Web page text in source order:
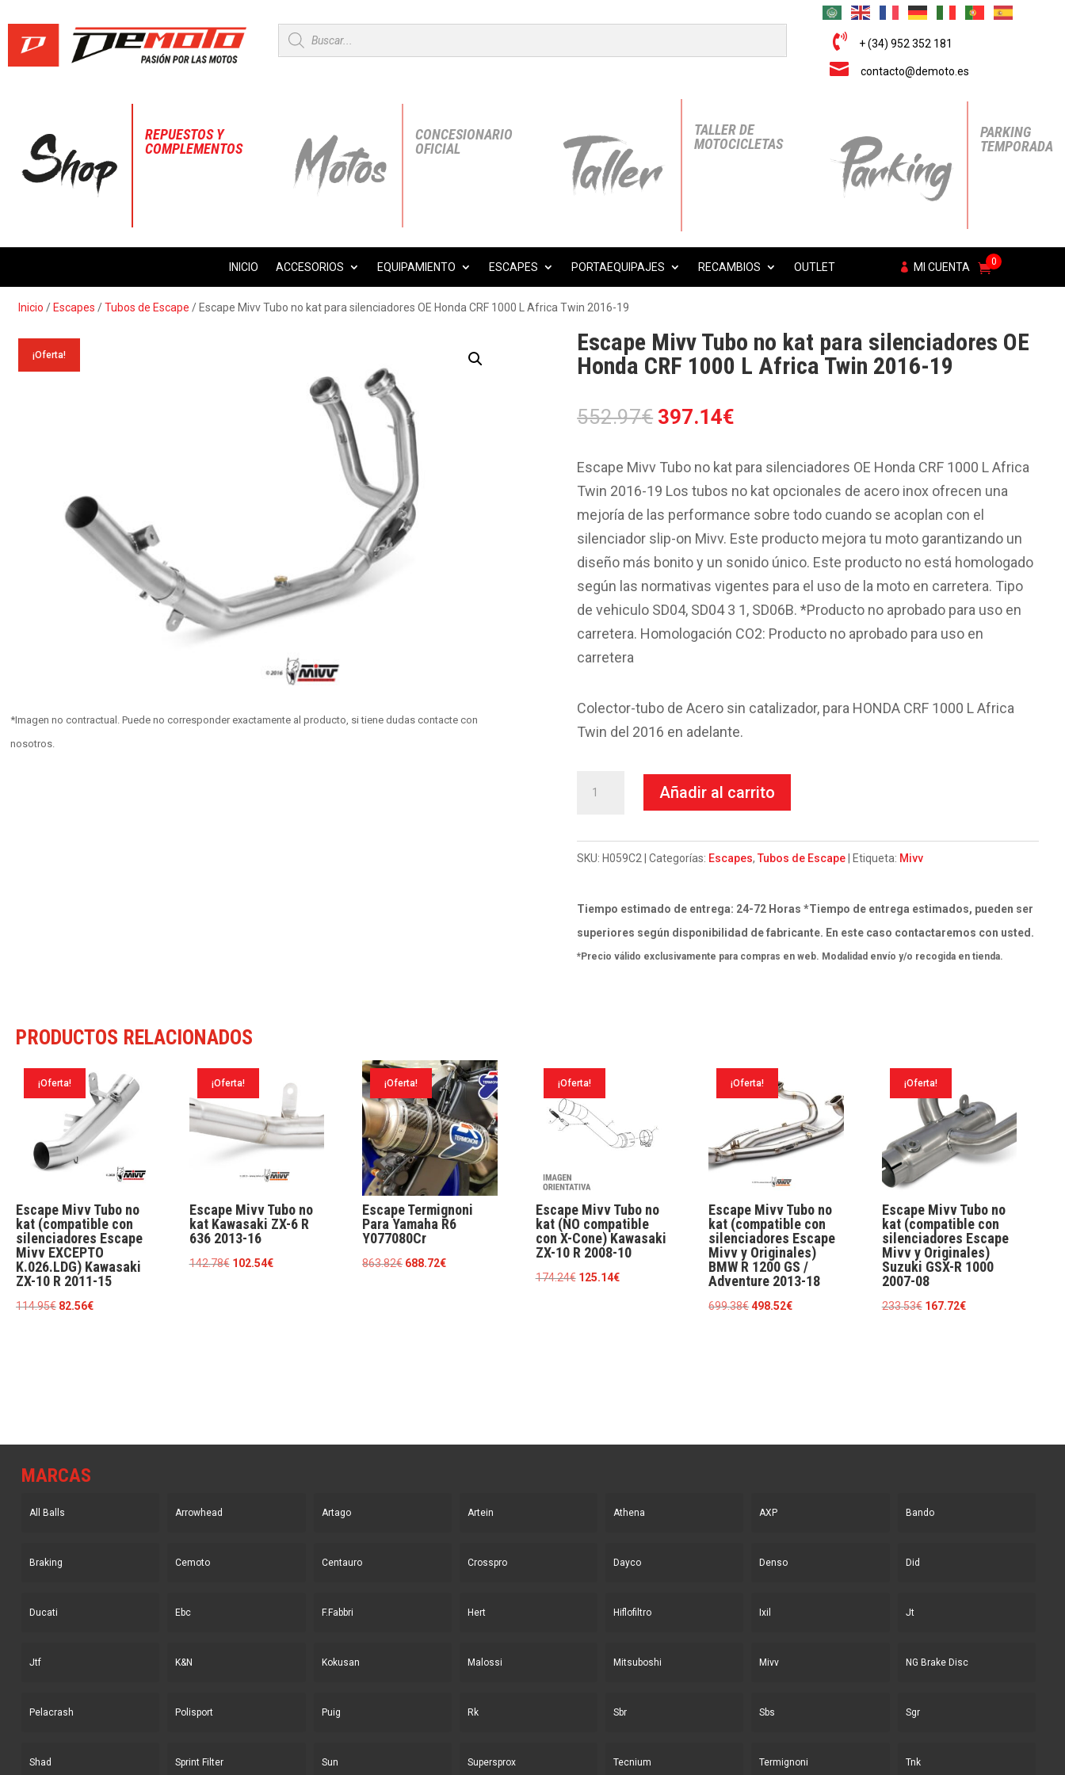
Búsqueda
de
productos
 + (34) 952 352 181
 contacto@demoto.es
REPUESTOS Y
COMPLEMENTOS
CONCESIONARIO
OFICIAL
TALLER DE
MOTOCICLETAS
PARKING
TEMPORADA
INICIO ACCESORIOS EQUIPAMIENTO ESCAPES PORTAEQUIPAJES RECAMBIOS OUTLET MI CUENTA 0
Inicio / Escapes /Tubos de Escape / Escape Mivv Tubo no kat para silenciadores OE Honda CRF 1000 L Africa Twin 2016-19
¡Oferta!
*Imagen no contractual. Puede no corresponder exactamente al producto, si tiene dudas contacte con
nosotros.
Escape Mivv Tubo no kat para silenciadores OE
Honda CRF 1000 L Africa Twin 2016-19
552.97€ El
original
era:
552.97€.
397.14€
actual
es:
397.14€.
Escape Mivv Tubo no kat para silenciadores OE Honda CRF 1000 L Africa
Twin 2016-19 Los tubos no kat opcionales de acero inox ofrecen una
mejoría de las performance sobre todo cuando se acoplan con el
silenciador slip-on Mivv. Este producto mejora tu moto garantizando un
diseño más bonito y un sonido único. Este producto no está homologado
según las normativas vigentes para el uso de la moto en carretera. Tipo
de vehiculo SD04, SD04 3 1, SD06B. *Producto no aprobado para uso en
carretera. Homologación CO2: Producto no aprobado para uso en
carretera
Colector-tubo de Acero sin catalizador, para HONDA CRF 1000 L Africa
Twin del 2016 en adelante.
no
para
silenciadores
Africa
Twin
2016-
Añadir al carrito
SKU: H059C2 Categorías: Escapes,Tubos de Escape Etiqueta: Mivv
Tiempo estimado de entrega: 24-72 Horas *Tiempo de entrega estimados, pueden ser
superiores según disponibilidad de fabricante. En este caso contactaremos con usted.
*Precio válido exclusivamente para compras en web. Modalidad envío y/o recogida en tienda.
PRODUCTOS RELACIONADOS
¡Oferta!
Escape Mivv Tubo no
kat (compatible con
silenciadores Escape
Mivv EXCEPTO
K.026.LDG) Kawasaki
ZX-10 R 2011-15
114.95€ El
82.56€El
¡Oferta!
Escape Mivv Tubo no
kat Kawasaki ZX-6 R
636 2013-16
142.78€ El
102.54€El
¡Oferta!
Escape Termignoni
Para Yamaha R6
Y077080Cr
863.82€ El
688.72€El
¡Oferta!
Escape Mivv Tubo no
kat (NO compatible
con X-Cone) Kawasaki
ZX-10 R 2008-10
174.24€ El
125.14€El
¡Oferta!
Escape Mivv Tubo no
kat (compatible con
silenciadores Escape
Mivv y Originales)
BMW R 1200 GS /
Adventure 2013-18
699.38€El
498.52€El
¡Oferta!
Escape Mivv Tubo no
kat (compatible con
silenciadores Escape
Mivv y Originales)
Suzuki GSX-R 1000
2007-08
233.53€ El
167.72€El
MARCAS
All Balls Arrowhead Artago Artein Athena AXP Bando
Braking Cemoto Centauro Crosspro Dayco Denso Did
Ducati Ebc F.Fabbri Hert Hiflofiltro Ixil Jt
Jtf K&N Kokusan Malossi Mitsuboshi Mivv NG Brake Disc
Pelacrash Polisport Puig Rk Sbr Sbs Sgr
Shad Sprint Filter Sun Supersprox Tecnium Termignoni Tnk